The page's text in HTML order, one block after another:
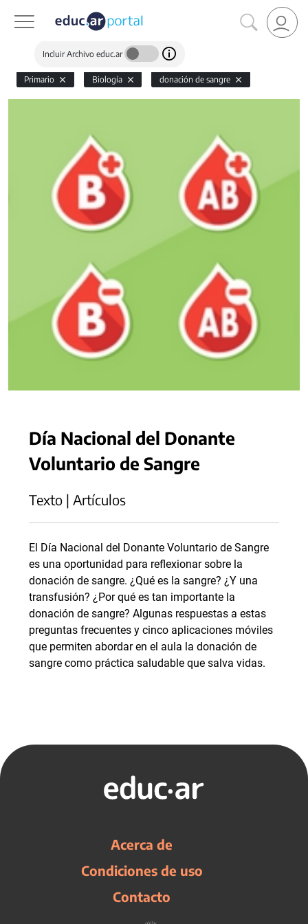
Incluir Archivo educ.ar
Primario Biología donación de sangre
Día Nacional del Donante
Voluntario de Sangre
Texto | Artículos
El Día Nacional del Donante Voluntario de Sangre
es una oportunidad para reflexionar sobre la
donación de sangre. ¿Qué es la sangre? ¿Y una
transfusión? ¿Por qué es tan importante la
donación de sangre? Algunas respuestas a estas
preguntas frecuentes y cinco aplicaciones móviles
que permiten abordar en el aula la donación de
sangre como práctica saludable que salva vidas.
Acerca de
Condiciones de uso
Contacto